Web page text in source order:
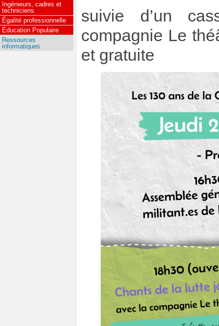
suivie d’un
compagnie Le
et gratuite
Ingénieurs, cadres et
techniciens
Égalité professionnelle
Éducation Populaire
Ressources
informatiques